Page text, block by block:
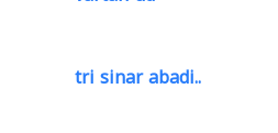
tri sinar abadi..